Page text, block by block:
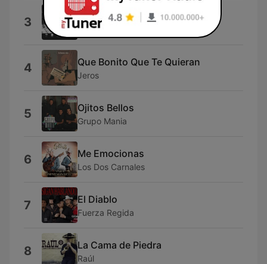
3 De la A a la Z
Bajhara
4 Que Bonito Que Te Quieran
Jeros
5 Ojitos Bellos
Grupo Mania
6 Me Emocionas
Los Dos Carnales
7 El Diablo
Fuerza Regida
8 La Cama de Piedra
Raúl